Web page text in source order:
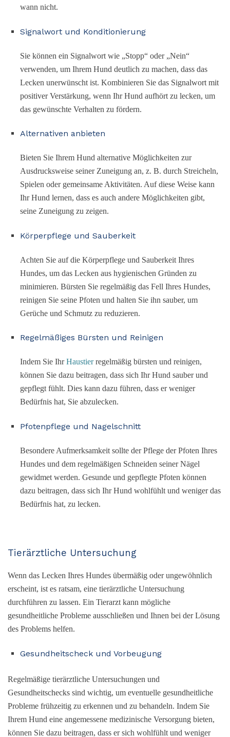
wann nicht.
Signalwort und Konditionierung
Sie können ein Signalwort wie „Stopp“ oder „Nein“
verwenden, um Ihrem Hund deutlich zu machen, dass das
Lecken unerwünscht ist. Kombinieren Sie das Signalwort mit
positiver Verstärkung, wenn Ihr Hund aufhört zu lecken, um
das gewünschte Verhalten zu fördern.
Alternativen anbieten
Bieten Sie Ihrem Hund alternative Möglichkeiten zur
Ausdrucksweise seiner Zuneigung an, z. B. durch Streicheln,
Spielen oder gemeinsame Aktivitäten. Auf diese Weise kann
Ihr Hund lernen, dass es auch andere Möglichkeiten gibt,
seine Zuneigung zu zeigen.
Körperpflege und Sauberkeit
Achten Sie auf die Körperpflege und Sauberkeit Ihres
Hundes, um das Lecken aus hygienischen Gründen zu
minimieren. Bürsten Sie regelmäßig das Fell Ihres Hundes,
reinigen Sie seine Pfoten und halten Sie ihn sauber, um
Gerüche und Schmutz zu reduzieren.
Regelmäßiges Bürsten und Reinigen
Indem Sie IhrHaustierregelmäßig bürsten und reinigen,
können Sie dazu beitragen, dass sich Ihr Hund sauber und
gepflegt fühlt. Dies kann dazu führen, dass er weniger
Bedürfnis hat, Sie abzulecken.
Pfotenpflege und Nagelschnitt
Besondere Aufmerksamkeit sollte der Pflege der Pfoten Ihres
Hundes und dem regelmäßigen Schneiden seiner Nägel
gewidmet werden. Gesunde und gepflegte Pfoten können
dazu beitragen, dass sich Ihr Hund wohlfühlt und weniger das
Bedürfnis hat, zu lecken.
Tierärztliche Untersuchung
Wenn das Lecken Ihres Hundes übermäßig oder ungewöhnlich
erscheint, ist es ratsam, eine tierärztliche Untersuchung
durchführen zu lassen. Ein Tierarzt kann mögliche
gesundheitliche Probleme ausschließen und Ihnen bei der Lösung
des Problems helfen.
Gesundheitscheck und Vorbeugung
Regelmäßige tierärztliche Untersuchungen und
Gesundheitschecks sind wichtig, um eventuelle gesundheitliche
Probleme frühzeitig zu erkennen und zu behandeln. Indem Sie
Ihrem Hund eine angemessene medizinische Versorgung bieten,
können Sie dazu beitragen, dass er sich wohlfühlt und weniger